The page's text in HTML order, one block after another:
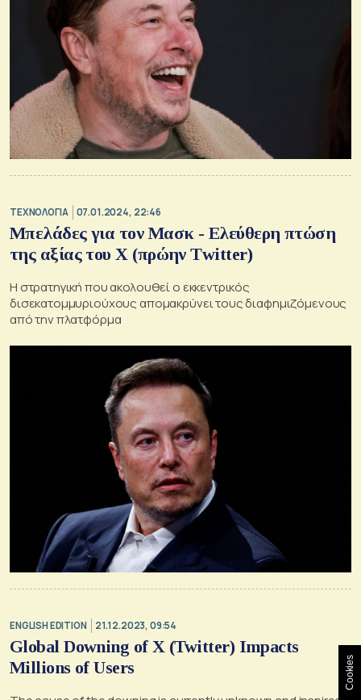
ΤΕΧΝΟΛΟΓΙΑ 07.01.2024, 22:46
Μπελάδες για τον Μασκ - Ελεύθερη πτώση
της αξίας του Χ (πρώην Τwitter)
Η στρατηγική που ακολουθεί ο εκκεντρικός
δισεκατομμυριούχους απομακρύνει τους διαφημιζόμενους
από την πλατφόρμα
ENGLISH EDITION 21.12.2023, 09:54
Global Downing of X (Twitter) Impacts
Millions of Users
Cookies